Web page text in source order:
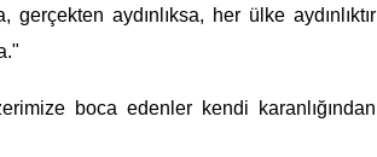
aydınlıksa, her ülke aydınlıktır
boca edenler kendi karanlığından